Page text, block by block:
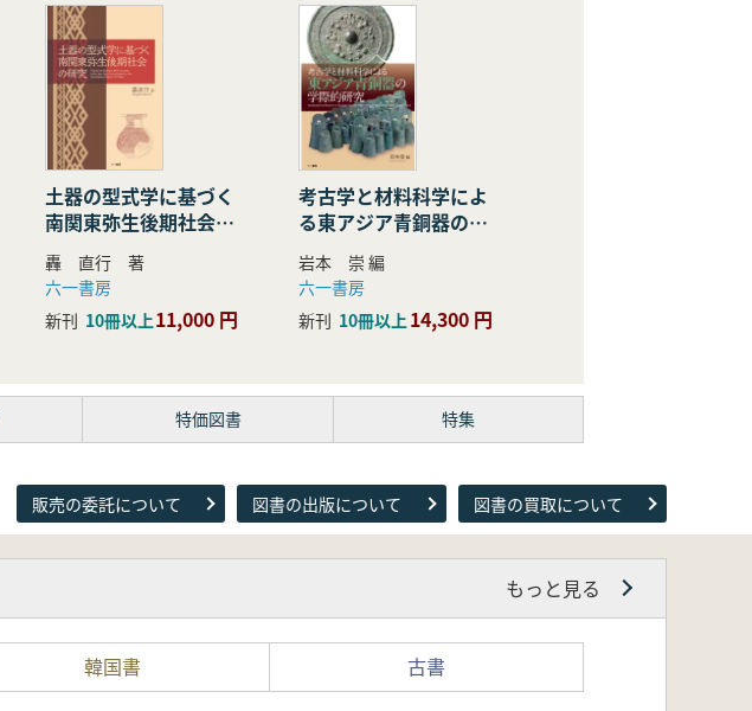
土器の型式学に基づく
南関東弥生後期社会の
研究
轟 直行 著
六一書房
新刊 10冊以上11,000 円
考古学と材料科学によ
る東アジア青銅器の学
際的研究
岩本 崇 編
六一書房
新刊 10冊以上14,300 円
特価図書 特集
販売の委託について 図書の出版について 図書の買取について
もっと見る
韓国書 古書